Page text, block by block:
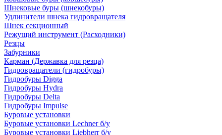
Шнековые буры (шнекобуры)
Удлинители шнека гидровращателя
Шнек секционный
Режущий инструмент (Расходники)
Резцы
Забурники
Карман (Державка для резца)
Гидровращатели (гидробуры)
Гидробуры Digga
Гидробуры Hydra
Гидробуры Delta
Гидробуры Impulse
Буровые установки
Буровые установки Lechner б/у
Буровые установки Liebherr б/у